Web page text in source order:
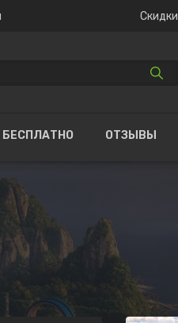
Скидки
БЕСПЛАТНО ОТЗЫВЫ